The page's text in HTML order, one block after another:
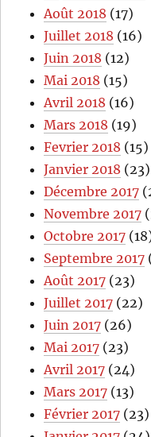
Août 2018 (17)
Juillet 2018 (16)
Juin 2018 (12)
Mai 2018 (15)
Avril 2018 (16)
Mars 2018 (19)
Fevrier 2018 (15)
Janvier 2018 (23)
Décembre 2017
Novembre 2017
Octobre 2017
Septembre 2017
Août 2017 (23)
Juillet 2017 (22)
Juin 2017 (26)
Mai 2017 (23)
Avril 2017 (24)
Mars 2017 (13)
Février 2017 (23)